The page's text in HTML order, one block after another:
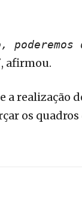
, afirmou.
realização
os quadros